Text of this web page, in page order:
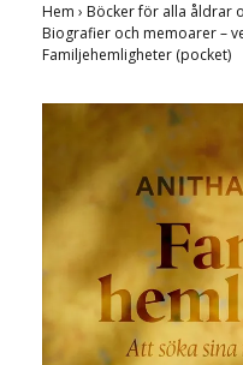
Hem › Böcker för alla åldrar
Biografier och memoarer –
Familjehemligheter (pocket)